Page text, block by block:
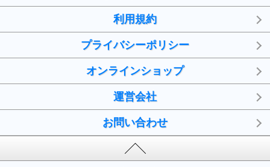
利用規約
プライバシーポリシー
オンラインショップ
運営会社
お問い合わせ